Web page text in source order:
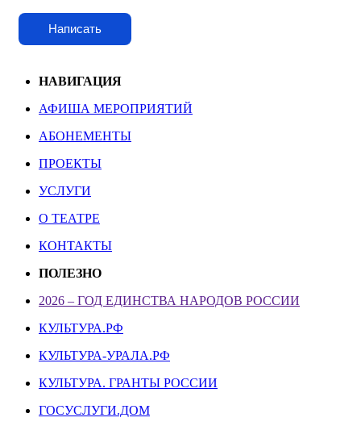
Написать
НАВИГАЦИЯ
АФИША МЕРОПРИЯТИЙ
АБОНЕМЕНТЫ
ПРОЕКТЫ
УСЛУГИ
О ТЕАТРЕ
КОНТАКТЫ
ПОЛЕЗНО
2026 – ГОД ЕДИНСТВА НАРОДОВ РОССИИ
КУЛЬТУРА.РФ
КУЛЬТУРА-УРАЛА.РФ
КУЛЬТУРА. ГРАНТЫ РОССИИ
ГОСУСЛУГИ.ДОМ